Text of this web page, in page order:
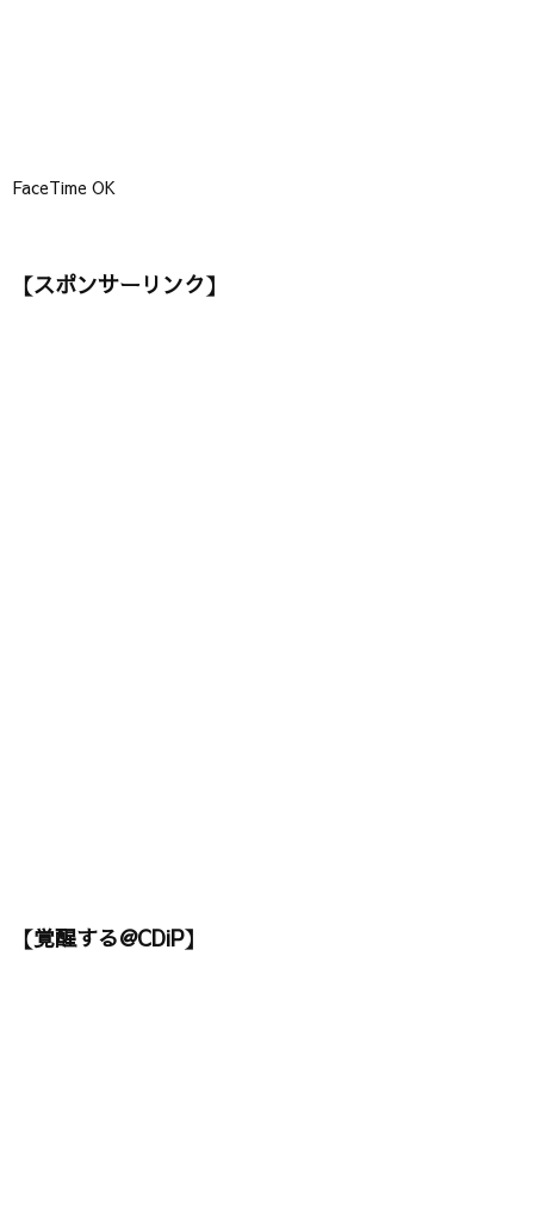
FaceTime OK
【スポンサーリンク】
【覚醒する@CDiP】